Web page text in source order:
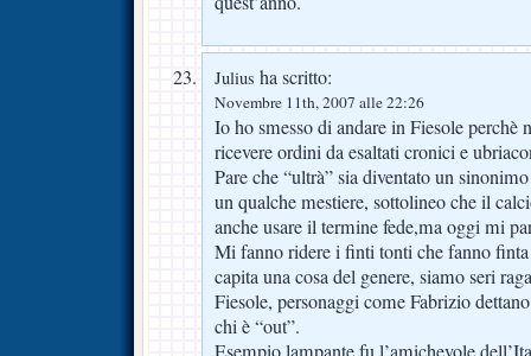
Julius ha scritto:
Novembre 11th, 2007 alle 22:26
Io ho smesso di andare in Fiesole perchè
ricevere ordini da esaltati cronici e
Pare che “ultrà” sia diventato un
un qualche mestiere, sottolineo che il
anche usare il termine fede,ma oggi mi
Mi fanno ridere i finti tonti che fanno
capita una cosa del genere, siamo seri
Fiesole, personaggi come Fabrizio
chi è “out”.